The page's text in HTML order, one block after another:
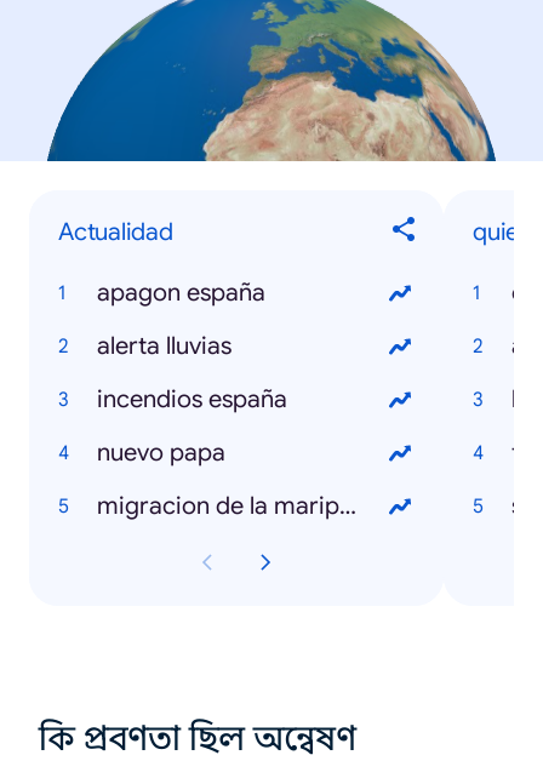
Actualidad
apagon españa
alerta lluvias
incendios españa
nuevo papa
migracion de la mariposa monarca
quien
el
কি প্রবণতা ছিল অন্বেষণ